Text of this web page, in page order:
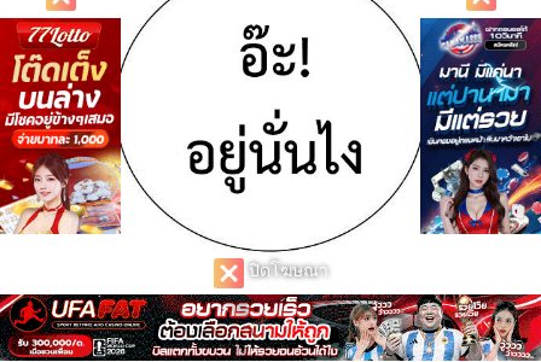
ปิดโฆษณา